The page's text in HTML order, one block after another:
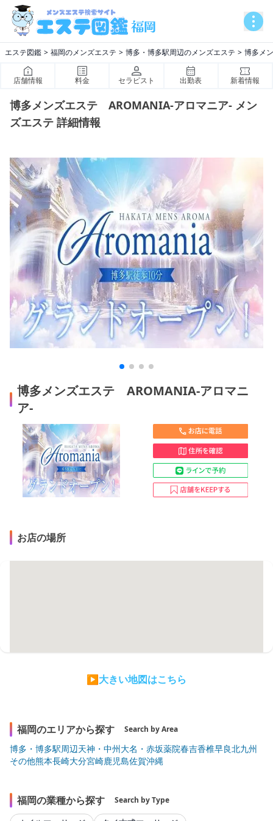
エステ図鑑 福岡のメンズエステ 博多・博多駅周辺のメンズエステ 博多メ
店舗情報 料金 セラピスト 出勤表 新着情報
博多メンズエステ AROMANIA-アロマニア- メン
ズエステ 詳細情報
博多メンズエステ AROMANIA-アロマニ
ア-
お店の場所
▶大きい地図はこちら
福岡のエリアから探す Search by Area
博多・博多駅周辺天神・中州大名・赤坂薬院春吉香椎早良北九州
その他熊本長崎大分宮崎鹿児島佐賀沖縄
福岡の業種から探す Search by Type